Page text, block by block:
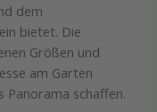
dem
bietet. Die
Größen und
am Garten
Panorama schaffen.